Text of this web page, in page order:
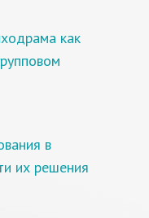
как
в
их решения